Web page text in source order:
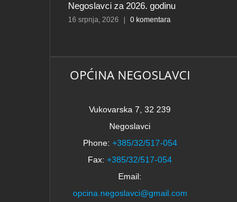
Negoslavci za 2026. godinu
16 srpnja, 2026 0 komentara
OPĆINA NEGOSLAVCI
Vukovarska 7, 32 239
Negoslavci
Phone: +385/32/517-054
Fax: +385/32/517-054
Email:
opcina.negoslavci@gmail.com